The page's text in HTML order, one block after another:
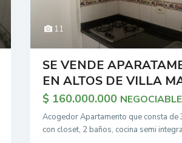
11
SE VENDE
EN ALTOS DE VILLA
$ 160.000.000
Acogedor Apartamento que consta de
con closet, 2 baños, cocina semi